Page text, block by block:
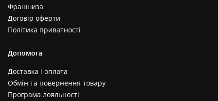
Франшиза
Договір оферти
Політика приватності
Допомога
Доставка і оплата
Обмін та повернення товару
Програма лояльності